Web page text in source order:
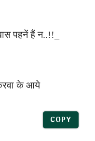
पहनें हैं न..!!_
के आये
COPY